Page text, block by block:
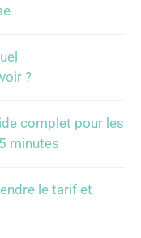
?
complet pour les
minutes
le tarif et